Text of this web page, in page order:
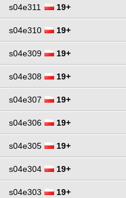
s04e311 19+
s04e310 19+
s04e309 19+
s04e308 19+
s04e307 19+
s04e306 19+
s04e305 19+
s04e304 19+
s04e303 19+